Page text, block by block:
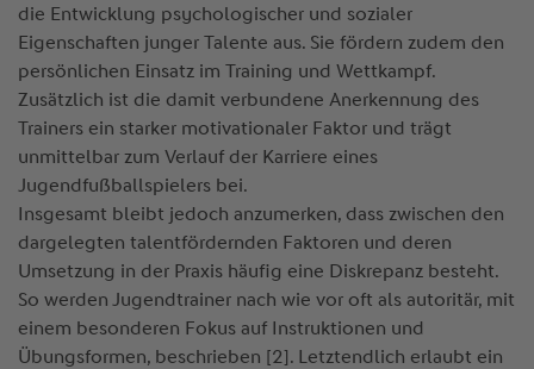
die Entwicklung psychologischer und sozialer
Eigenschaften junger Talente aus. Sie fördern zudem den
persönlichen Einsatz im Training und Wettkampf.
Zusätzlich ist die damit verbundene Anerkennung des
Trainers ein starker motivationaler Faktor und trägt
unmittelbar zum Verlauf der Karriere eines
Jugendfußballspielers bei.
Insgesamt bleibt jedoch anzumerken, dass zwischen den
dargelegten talentfördernden Faktoren und deren
Umsetzung in der Praxis häufig eine Diskrepanz besteht.
So werden Jugendtrainer nach wie vor oft als autoritär, mit
einem besonderen Fokus auf Instruktionen und
Übungsformen, beschrieben [2]. Letztendlich erlaubt ein